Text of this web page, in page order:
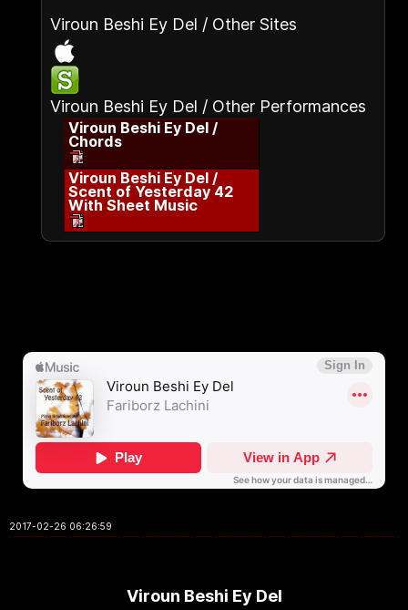
Viroun Beshi Ey Del / Other Sites
Viroun Beshi Ey Del / Other Performances
Viroun Beshi Ey Del /
Chords
Viroun Beshi Ey Del /
Scent of Yesterday 42
With Sheet Music
2017-02-26 06:26:59
Viroun Beshi Ey Del